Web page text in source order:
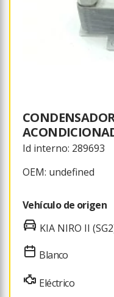
Id interno: 289693
OEM: undefined
Vehículo de origen
KIA NIRO II
Blanco
Eléctrico